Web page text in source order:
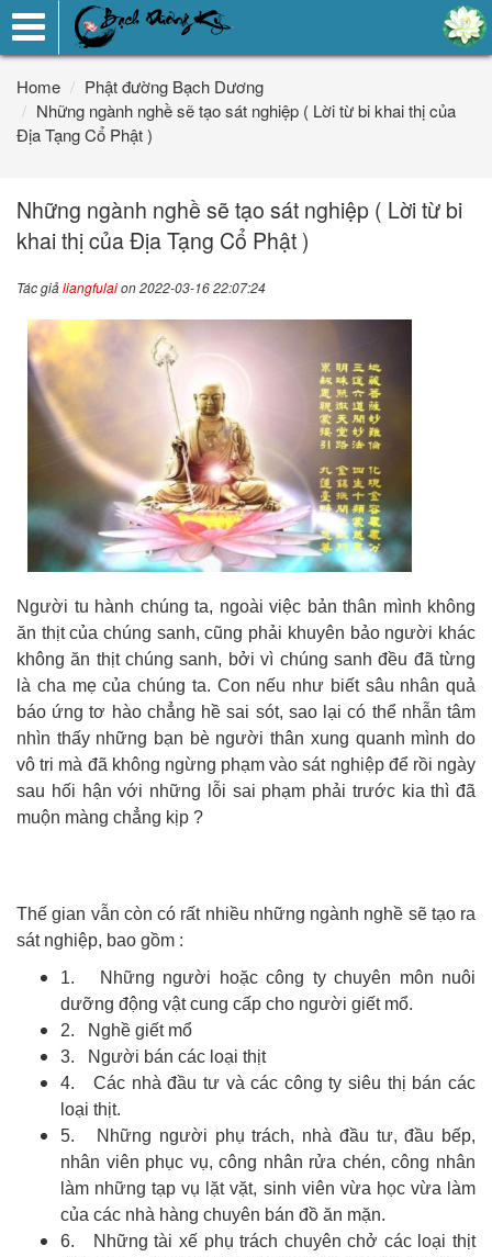
Toggle
navigation
Home
Phật đường Bạch Dương
Những ngành nghề sẽ tạo sát nghiệp ( Lời từ bi khai thị của
Địa Tạng Cổ Phật )
Những ngành nghề sẽ tạo sát nghiệp ( Lời từ bi
khai thị của Địa Tạng Cổ Phật )
Tác giảliangfulaion 2022-03-16 22:07:24
Người tu hành chúng ta, ngoài việc bản thân mình không
ăn thịt của chúng sanh, cũng phải khuyên bảo người khác
không ăn thịt chúng sanh, bởi vì chúng sanh đều đã từng
là cha mẹ của chúng ta. Con nếu như biết sâu nhân quả
báo ứng tơ hào chẳng hề sai sót, sao lại có thể nhẫn tâm
nhìn thấy những bạn bè người thân xung quanh mình do
vô tri mà đã không ngừng phạm vào sát nghiệp để rồi ngày
sau hối hận với những lỗi sai phạm phải trước kia thì đã
muộn màng chẳng kịp ?
Thế gian vẫn còn có rất nhiều những ngành nghề sẽ tạo ra
sát nghiệp, bao gồm :
1. Những người hoặc công ty chuyên môn nuôi
dưỡng động vật cung cấp cho người giết mổ.
2. Nghề giết mổ
3. Người bán các loại thịt
4. Các nhà đầu tư và các công ty siêu thị bán các
loại thịt.
5. Những người phụ trách, nhà đầu tư, đầu bếp,
nhân viên phục vụ, công nhân rửa chén, công nhân
làm những tạp vụ lặt vặt, sinh viên vừa học vừa làm
của các nhà hàng chuyên bán đồ ăn mặn.
6. Những tài xế phụ trách chuyên chở các loại thịt